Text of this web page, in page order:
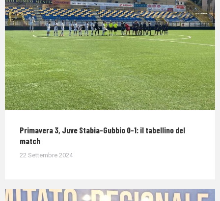
Primavera 3, Juve Stabia-Gubbio 0-1: il tabellino del
match
22 Settembre 2024